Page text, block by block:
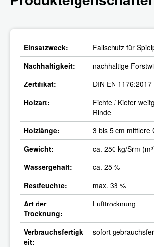
Einsatzweck:
Fallschutz für
Nachhaltigkeit:
nachhaltige
Zertifikat:
DIN EN 1176:2017
Holzart:
Fichte / Kiefer
Rinde
Holzlänge:
3 bis 5 cm mittlere
Gewicht:
ca. 250 kg/Srm
Wassergehalt:
ca. 25 %
Restfeuchte:
max. 33 %
Art der
Trocknung:
Lufttrocknung
Verbrauchsfertigk
eit:
sofort